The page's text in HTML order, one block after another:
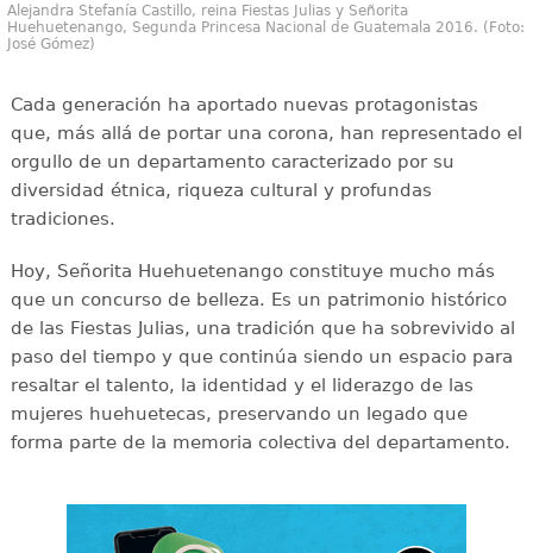
Alejandra Stefanía Castillo, reina Fiestas Julias y Señorita
Huehuetenango, Segunda Princesa Nacional de Guatemala 2016. (Foto:
José Gómez)
Cada generación ha aportado nuevas protagonistas
que, más allá de portar una corona, han representado el
orgullo de un departamento caracterizado por su
diversidad étnica, riqueza cultural y profundas
tradiciones.
Hoy, Señorita Huehuetenango constituye mucho más
que un concurso de belleza. Es un patrimonio histórico
de las Fiestas Julias, una tradición que ha sobrevivido al
paso del tiempo y que continúa siendo un espacio para
resaltar el talento, la identidad y el liderazgo de las
mujeres huehuetecas, preservando un legado que
forma parte de la memoria colectiva del departamento.